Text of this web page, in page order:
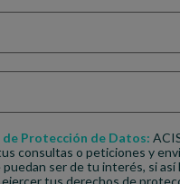
de Protección de Datos:
consultas o peticiones y
ser de tu interés, si así
tus derechos de